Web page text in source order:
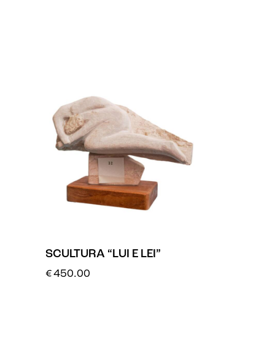
SCULTURA “LUI E LEI”
€450.00